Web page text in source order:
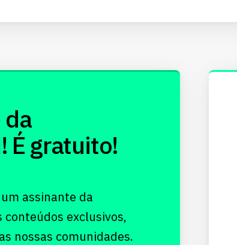
da
É gratuito!
assinante da
exclusivos,
nossas comunidades.